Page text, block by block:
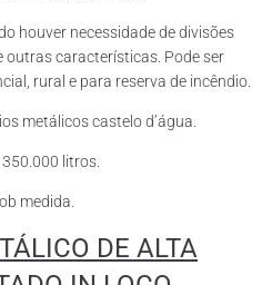
houver necessidade de divisões
outras características. Pode ser
rural e para reserva de incêndio.
metálicos castelo d’água.
litros.
medida.
DE ALTA